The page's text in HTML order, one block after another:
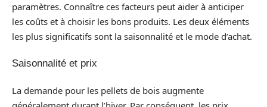
paramètres. Connaître ces facteurs peut aider à anticiper
les coûts et à choisir les bons produits. Les deux éléments
les plus significatifs sont la saisonnalité et le mode d’achat.
Saisonnalité et prix
La demande pour les pellets de bois augmente